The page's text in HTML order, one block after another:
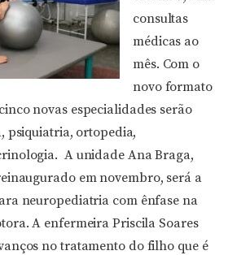
consultas
médicas ao
mês. Com o
novo formato
novas especialidades serão
psiquiatria, ortopedia,
A unidade Ana Braga,
em novembro, será a
neuropediatria com ênfase na
A enfermeira Priscila Soares
no tratamento do filho que é